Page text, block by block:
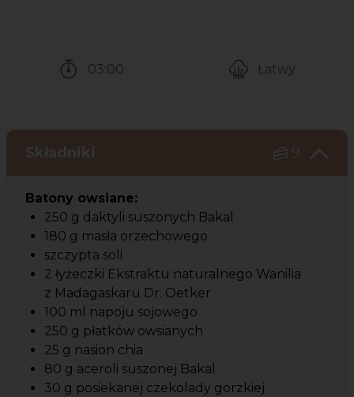
03:00
Łatwy
Składniki 9
Batony owsiane:
250 g daktyli suszonych Bakal
180 g masła orzechowego
szczypta soli
2 łyżeczki Ekstraktu naturalnego Wanilia
z Madagaskaru Dr. Oetker
100 ml napoju sojowego
250 g płatków owsianych
25 g nasion chia
80 g aceroli suszonej Bakal
30 g posiekanej czekolady gorzkiej